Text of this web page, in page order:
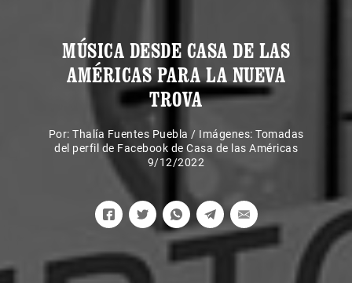
MÚSICA DESDE CASA DE LAS
AMÉRICAS PARA LA NUEVA
TROVA
Por: Thalía Fuentes Puebla / Imágenes: Tomadas
del perfil de Facebook de Casa de las Américas
9/12/2022